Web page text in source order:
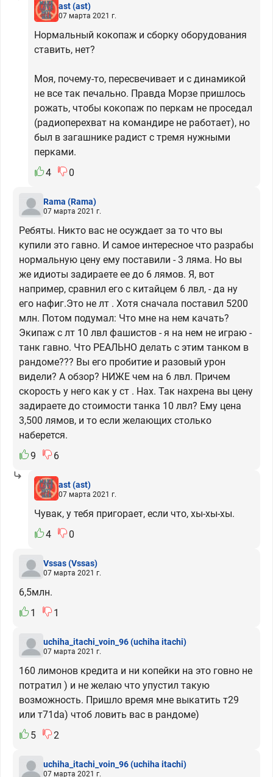
ast(ast)
07 марта 2021 г.
Нормальный кокопаж и сборку оборудования
ставить, нет?
Моя, почему-то, пересвечивает и с динамикой
не все так печально. Правда Морзе пришлось
рожать, чтобы кокопаж по перкам не проседал
(радиоперехват на командире не работает), но
был в загашнике радист с тремя нужными
перками.
4
0
Rama (Rama)
07 марта 2021 г.
Ребяты. Никто вас не осуждает за то что вы
купили это гавно. И самое интересное что разрабы
нормальную цену ему поставили - 3 ляма. Но вы
же идиоты задираете ее до 6 лямов. Я, вот
например, сравнил его с китайцем 6 лвл, - да ну
его нафиг.Это не лт . Хотя сначала поставил 5200
млн. Потом подумал: Что мне на нем качать?
Экипаж с лт 10 лвл фашистов - я на нем не играю -
танк гавно. Что РЕАЛЬНО делать с этим танком в
рандоме??? Вы его пробитие и разовый урон
видели? А обзор? НИЖЕ чем на 6 лвл. Причем
скорость у него как у ст . Нах. Так нахрена вы цену
задираете до стоимости танка 10 лвл? Ему цена
3,500 лямов, и то если желающих столько
наберется.
9
6
ast(ast)
07 марта 2021 г.
Чувак, у тебя пригорает, если что, хы-хы-хы.
4
0
Vssas(Vssas)
07 марта 2021 г.
6,5млн.
1
1
uchiha_itachi_voin_96(uchiha itachi)
07 марта 2021 г.
160 лимонов кредита и ни копейки на это говно не
потратил ) и не желаю что упустил такую
возможность. Пришло время мне выкатить т29
или т71da) чтоб ловить вас в рандоме)
5
2
uchiha_itachi_voin_96(uchiha itachi)
07 марта 2021 г.